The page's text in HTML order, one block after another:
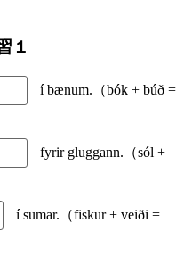
１
í bænum.（bók + búð =
fyrir gluggann.（sól +
í sumar.（fiskur + veiði =